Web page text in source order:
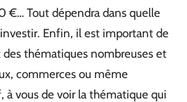
€… Tout dépendra dans quelle
investir. Enfin, il est important de
des thématiques nombreuses et
commerces ou même
à vous de voir la thématique qui